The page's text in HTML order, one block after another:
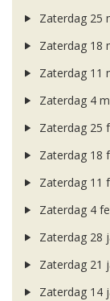
Zaterdag 25
Zaterdag 18
Zaterdag 11
Zaterdag 4
Zaterdag 25
Zaterdag 18
Zaterdag 11
Zaterdag 4
Zaterdag 28
Zaterdag 21
Zaterdag 14